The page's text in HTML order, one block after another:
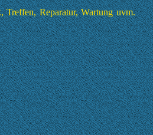
Treffen, Reparatur, Wartung uvm.